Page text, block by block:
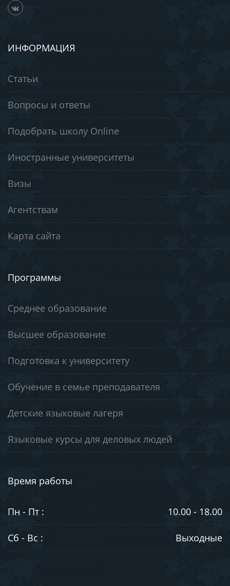
ИНФОРМАЦИЯ
Статьи
Вопросы и ответы
Подобрать школу Online
Иностранные университеты
Визы
Агентствам
Карта сайта
Программы
Среднее образование
Высшее образование
Подготовка к университету
Обучение в семье преподавателя
Детские языковые лагеря
Языковые курсы для деловых людей
Время работы
Пн - Пт : 10.00 - 18.00
Сб - Вс : Выходные